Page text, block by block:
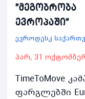
"მეგობრობა
ევროპაში"
ევროდესკ
პარ, 31
TimeToMove
ფარგლებში